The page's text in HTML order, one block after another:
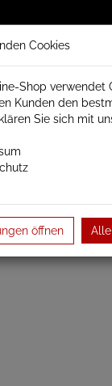
Schamotte
Cookies
Shop verwendet
Kunden den
Sie sich mit
öffnen